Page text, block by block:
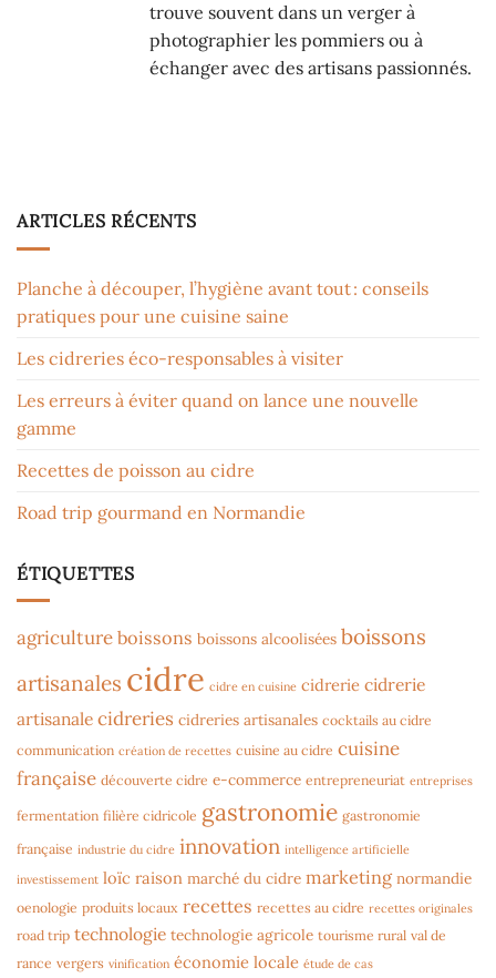
trouve souvent dans un verger à
photographier les pommiers ou à
échanger avec des artisans passionnés.
ARTICLES RÉCENTS
Planche à découper, l’hygiène avant tout : conseils
pratiques pour une cuisine saine
Les cidreries éco-responsables à visiter
Les erreurs à éviter quand on lance une nouvelle
gamme
Recettes de poisson au cidre
Road trip gourmand en Normandie
ÉTIQUETTES
agriculture boissons boissons alcoolisées boissons
artisanales cidre cidre en cuisine cidrerie cidrerie
artisanale cidreries cidreries artisanales cocktails au cidre
communication création de recettes cuisine au cidre cuisine
française découverte cidre e-commerce entrepreneuriat entreprises
fermentation filière cidricole gastronomie gastronomie
française industrie du cidre innovation intelligence artificielle
investissement loïc raison marché du cidre marketing normandie
oenologie produits locaux recettes recettes au cidre recettes originales
road trip technologie technologie agricole tourisme rural val de
rance vergers vinification économie locale étude de cas